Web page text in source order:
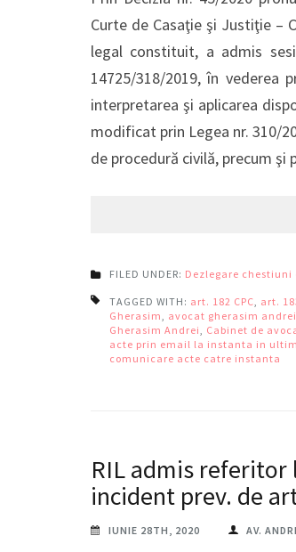
Curte de Casaţie şi Justiţie –
legal constituit, a admis
14725/318/2019, în vederea
interpretarea şi aplicarea
modificat prin Legea nr. 310/
de procedură civilă, precum
FILED UNDER: Dezlegare chestiuni
TAGGED WITH: art. 182 CPC art.
Gherasim
avocat gherasim andrei
Gherasim Andrei
Cabinet de
acte prin email la instanta in
comunicare acte catre instanta
RIL admis
incident prev. de
IUNIE 28TH, 2020 AV.